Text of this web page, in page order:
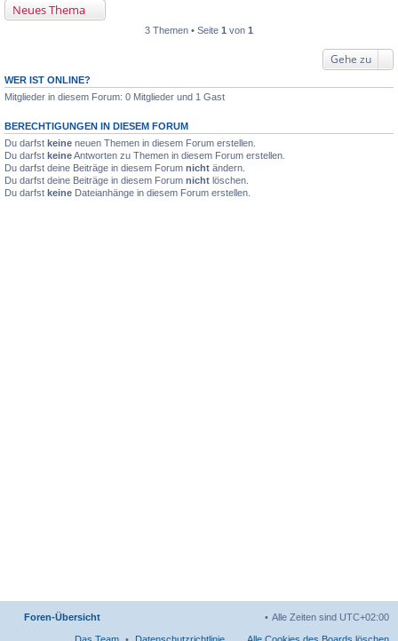
Neues Thema
3 Themen • Seite 1 von 1
Gehe zu
WER IST ONLINE?
Mitglieder in diesem Forum: 0 Mitglieder und 1 Gast
BERECHTIGUNGEN IN DIESEM FORUM
Du darfst keine neuen Themen in diesem Forum erstellen.
Du darfst keineAntworten zu Themen in diesem Forum erstellen.
Du darfst deine Beiträge in diesem Forum nicht ändern.
Du darfst deine Beiträge in diesem Forum nicht löschen.
Du darfst keine Dateianhänge in diesem Forum erstellen.
Foren-Übersicht Alle Zeiten sind UTC+02:00